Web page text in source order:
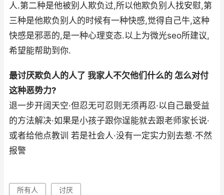
人.第二种是他被别人欺负过,所以他欺负别人找安慰,第
三种是他欺负别人的时候有一种快感,觉得自己牛,这种
快感是邪恶的,是一种心理变态.以上为微光seo所建议,
希望能帮助到你.
最讨厌欺负人的人了 我家人不欠他们什么的 怎么对付
这种恶势力?
退一步开阔天空·但忍无可忍则无须再忍·以自己最受益
的方法解决·如果是小孩子跟你逞能就去跟老师家长说·
或者给他点教训 若是社会人·没有一定实力别去惹·不然
报警
所有人 讨厌